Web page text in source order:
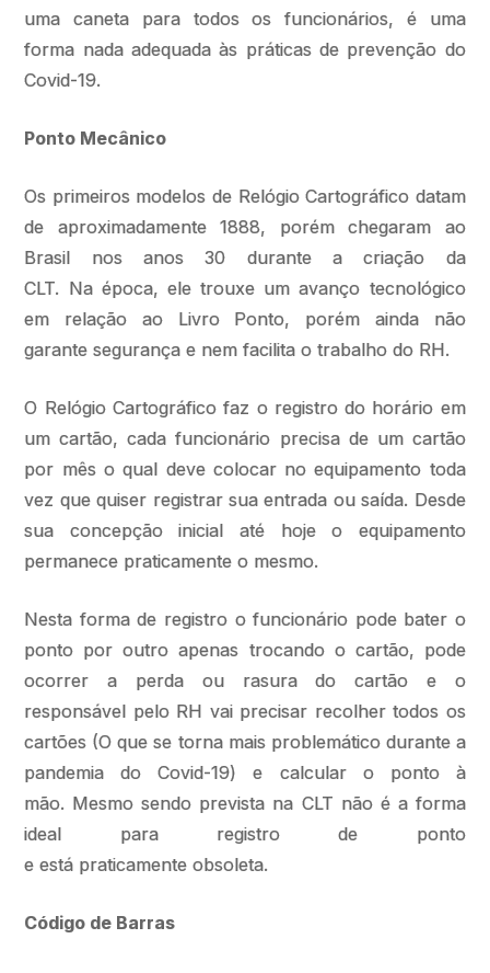
uma caneta para todos os funcionários, é uma
forma nada adequada às práticas de prevenção do
Covid-19.
Ponto Mecânico
Os primeiros modelos de Relógio Cartográfico datam
de aproximadamente 1888, porém chegaram ao
Brasil nos anos 30 durante a criação da
CLT. Na época, ele trouxe um avanço tecnológico
em relação ao Livro Ponto, porém ainda não
garante segurança e nem facilita o trabalho do RH.
O Relógio Cartográfico faz o registro do horário em
um cartão, cada funcionário precisa de um cartão
por mês o qual deve colocar no equipamento toda
vez que quiser registrar sua entrada ou saída. Desde
sua concepção inicial até hoje o equipamento
permanece praticamente o mesmo.
Nesta forma de registro o funcionário pode bater o
ponto por outro apenas trocando o cartão, pode
ocorrer a perda ou rasura do cartão e o
responsável pelo RH vai precisar recolher todos os
cartões (O que se torna mais problemático durante a
pandemia do Covid-19) e calcular o ponto à
mão. Mesmo sendo prevista na CLT não é a forma
ideal para registro de ponto
e está praticamente obsoleta.
Código de Barras